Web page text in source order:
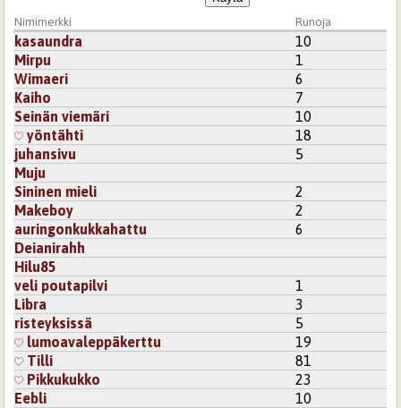
Nimimerkki Runoja
kasaundra
10
Mirpu
1
Wimaeri
6
Kaiho
7
Seinän viemäri
10
yöntähti
18
juhansivu
5
Muju
Sininen mieli
2
Makeboy
2
auringonkukkahattu
6
Deianirahh
Hilu85
veli poutapilvi
1
Libra
3
risteyksissä
5
lumoavaleppäkerttu
19
Tilli
81
Pikkukukko
23
Eebli
10